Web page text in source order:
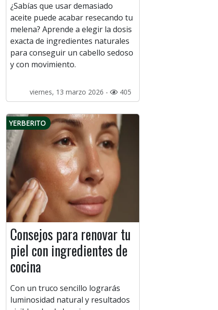
¿Sabías que usar demasiado
aceite puede acabar resecando tu
melena? Aprende a elegir la dosis
exacta de ingredientes naturales
para conseguir un cabello sedoso
y con movimiento.
viernes, 13 marzo 2026 - 405
YERBERITO
Consejos para renovar tu
piel con ingredientes de
cocina
Con un truco sencillo lograrás
luminosidad natural y resultados